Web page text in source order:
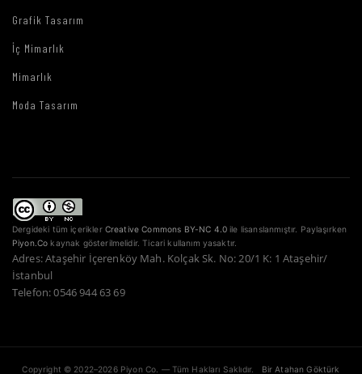
Grafik Tasarım
İç Mimarlık
Mimarlık
Moda Tasarım
Dergideki tüm içerikler Creative Commons BY-NC 4.0 ile lisanslanmıştır. Paylaşırken
Piyon.Co kaynak gösterilmelidir. Ticari kullanım yasaktır.
Adres: Ataşehir İçerenköy Mah. Kolçak Sk. No: 20/1 K: 1 Ataşehir/
İstanbul
Telefon: 0546 944 63 69
Copyright © 2022–2026 Piyon Co. — Tüm Hakları Saklıdır. Bir Atahan Göktürk